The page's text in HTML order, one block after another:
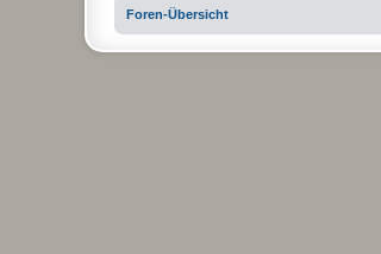
Foren-Übersicht